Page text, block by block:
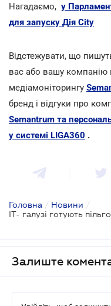
Нагадаємо, у
для запуску Дія City
Відстежувати, що
вас або вашу
медіамоніторингу
бренд і відгуки про
Semantrum та
у системі LIGA360 .
Головна / Новини /
IT- галузі готують
Залиште